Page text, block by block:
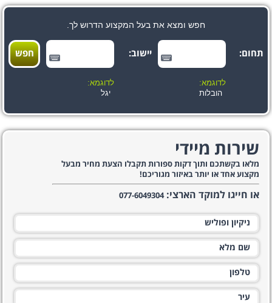
חפש ומצא את בעל המקצוע הדרוש לך.
תחום:
לדוגמא:
הובלות
יישוב:
לדוגמא:
יגל
שירות מיידי
מלאו בקשתכם ותוך דקות ספורות תקבלו הצעת מחיר מבעל
מקצוע אחד או יותר באיזור מגוריכם!
או חייגו למוקד הארצי: 077-6049304